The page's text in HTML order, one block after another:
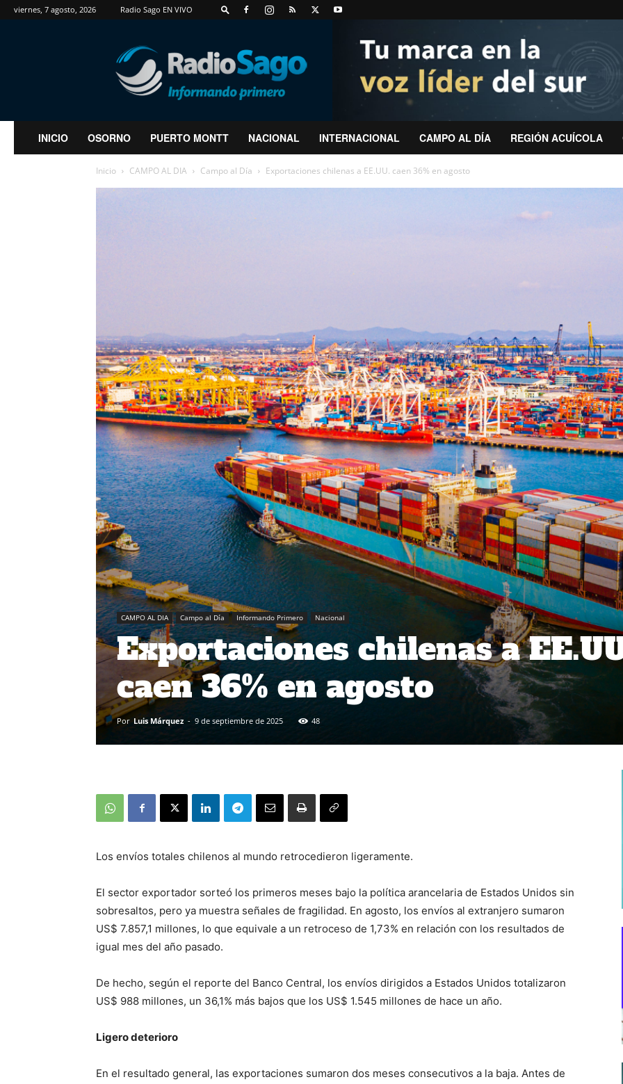
viernes, 7 agosto, 2026 Radio Sago EN VIVO
RadioSago
INICIO OSORNO PUERTO MONTT NACIONAL INTERNACIONAL CAMPO AL DÍA REGIÓN ACUÍCOLA
Inicio CAMPO AL DIA Campo al Día Exportaciones chilenas a EE.UU. caen 36% en agosto
CAMPO AL DIA Campo al Día Informando Primero Nacional
Exportaciones chilenas a
caen 36% en agosto
Por Luis Márquez - 9 de septiembre de 2025 48
Los envíos totales chilenos al mundo retrocedieron ligeramente.
El sector exportador sorteó los primeros meses bajo la política arancelaria de Estados Unidos sin
sobresaltos, pero ya muestra señales de fragilidad. En agosto, los envíos al extranjero sumaron
US$ 7.857,1 millones, lo que equivale a un retroceso de 1,73% en relación con los resultados de
igual mes del año pasado.
De hecho, según el reporte del Banco Central, los envíos dirigidos a Estados Unidos totalizaron
US$ 988 millones, un 36,1% más bajos que los US$ 1.545 millones de hace un año.
Ligero deterioro
En el resultado general, las exportaciones sumaron dos meses consecutivos a la baja. Antes de